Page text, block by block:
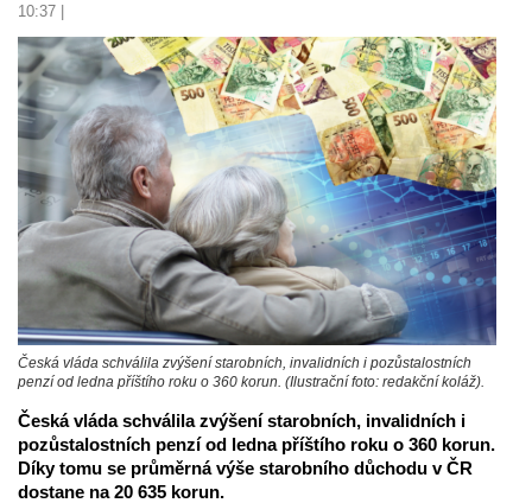
10:37 |
Česká vláda schválila zvýšení starobních, invalidních i pozůstalostních
penzí od ledna příštího roku o 360 korun. (Ilustrační foto: redakční koláž).
Česká vláda schválila zvýšení starobních, invalidních i
pozůstalostních penzí od ledna příštího roku o 360 korun.
Díky tomu se průměrná výše starobního důchodu v ČR
dostane na 20 635 korun.